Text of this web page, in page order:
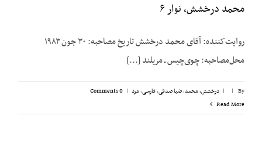
محمد درخشش، نوار ۶
روایت‌کننده: آقای محمد درخشش تاریخ مصاحبه: ۳۰ جون ۱۹۸۳
محل‌مصاحبه: چوی‌چیس ـ مریلند [...]
By
|
| درخشش،‌ محمد,ضیا صدقی,فارسی,مرد |
0 Comments
Read More